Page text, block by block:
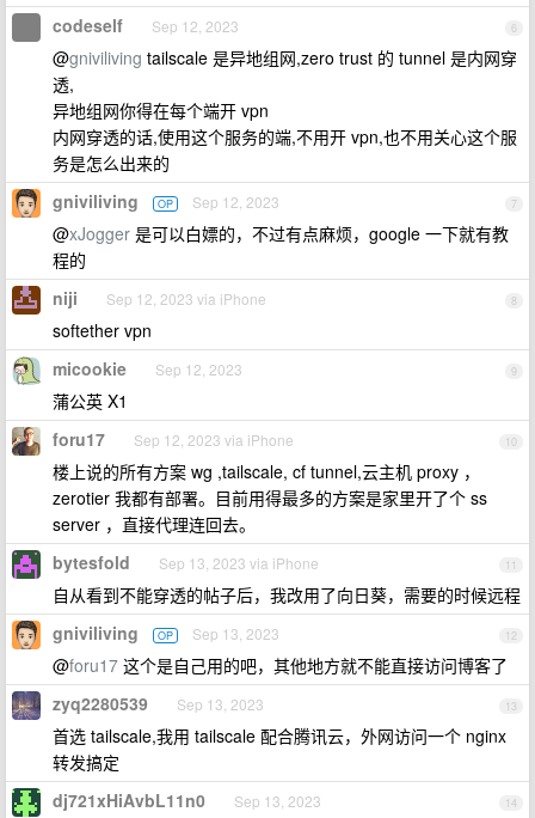
6
codeself Sep 12, 2023
@gniviliving tailscale 是异地组网,zero trust 的 tunnel 是内网穿
透,
异地组网你得在每个端开 vpn
内网穿透的话,使用这个服务的端,不用开 vpn,也不用关心这个服
务是怎么出来的
7
gniviliving OP Sep 12, 2023
@xJogger 是可以白嫖的，不过有点麻烦，google 一下就有教
程的
8
niji Sep 12, 2023 via iPhone
softether vpn
9
micookie Sep 12, 2023
蒲公英 X1
10
foru17 Sep 12, 2023 via iPhone
楼上说的所有方案 wg ,tailscale, cf tunnel,云主机 proxy ，
zerotier 我都有部署。目前用得最多的方案是家里开了个 ss
server ，直接代理连回去。
11
bytesfold Sep 13, 2023 via iPhone
自从看到不能穿透的帖子后，我改用了向日葵，需要的时候远程
12
gniviliving OP Sep 13, 2023
@foru17 这个是自己用的吧，其他地方就不能直接访问博客了
13
zyq2280539 Sep 13, 2023
首选 tailscale,我用 tailscale 配合腾讯云，外网访问一个 nginx
转发搞定
14
dj721xHiAvbL11n0 Sep 13, 2023